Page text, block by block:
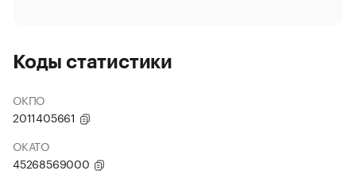
Коды статистики
ОКПО
2011405661
ОКАТО
45268569000